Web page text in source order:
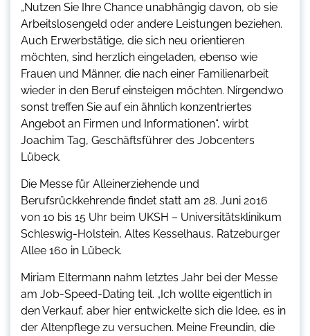
„Nutzen Sie Ihre Chance unabhängig davon, ob sie
Arbeitslosengeld oder andere Leistungen beziehen.
Auch Erwerbstätige, die sich neu orientieren
möchten, sind herzlich eingeladen, ebenso wie
Frauen und Männer, die nach einer Familienarbeit
wieder in den Beruf einsteigen möchten. Nirgendwo
sonst treffen Sie auf ein ähnlich konzentriertes
Angebot an Firmen und Informationen“, wirbt
Joachim Tag, Geschäftsführer des Jobcenters
Lübeck.
Die Messe für Alleinerziehende und
Berufsrückkehrende findet statt am 28. Juni 2016
von 10 bis 15 Uhr beim UKSH – Universitätsklinikum
Schleswig-Holstein, Altes Kesselhaus, Ratzeburger
Allee 160 in Lübeck.
Miriam Eltermann nahm letztes Jahr bei der Messe
am Job-Speed-Dating teil. „Ich wollte eigentlich in
den Verkauf, aber hier entwickelte sich die Idee, es in
der Altenpflege zu versuchen. Meine Freundin, die